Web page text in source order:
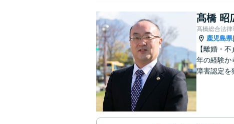
髙橋 昭
髙橋総合法律
鹿児島県|
【離婚・
年の経験か
障害認定を